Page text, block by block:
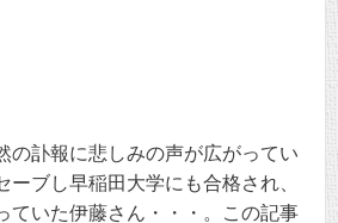
の訃報に悲しみの声が広がってい
ーブし早稲田大学にも合格され、
ていた伊藤さん・・・。この記事